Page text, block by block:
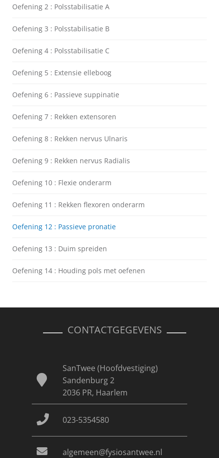
Oefening 2 : Polsstabilisatie A
Oefening 3 : Polsstabilisatie B
Oefening 4 : Polsstabilisatie C
Oefening 5 : Extensie elleboog
Oefening 6 : Passieve suppinatie
Oefening 7 : Rekken extensoren
Oefening 8 : Rekken nervus Ulnaris
Oefening 9 : Rekken nervus Radialis
Oefening 10 : Flexie onderarm
Oefening 11 : Rekken flexoren onderarm
Oefening 12 : Passieve pronatie
Oefening 13 : Duim spreiden
Oefening 14 : Houding pols met oefenen
CONTACTGEGEVENS
SanTwee (Hoofdvestiging)
Sandenburg 2
2036 PR, Haarlem
023-5354580
algemeen@fysiosantwee.nl